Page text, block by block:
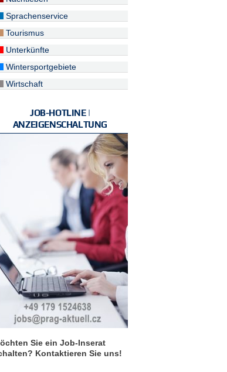
Sprachenservice
Tourismus
Unterkünfte
Wintersportgebiete
Wirtschaft
JOB-HOTLINE |
ANZEIGENSCHALTUNG
Sie ein Job-Inserat
Kontaktieren Sie uns!